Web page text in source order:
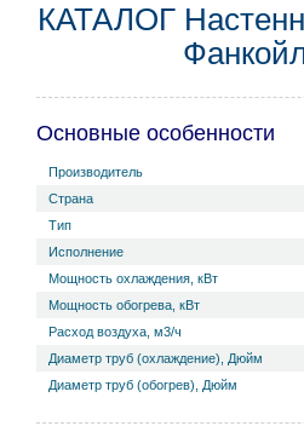
КАТАЛОГ
Основные особенности
Производитель
Страна
Тип
Исполнение
Мощность охлаждения, кВт
Мощность обогрева, кВт
Расход воздуха, м3/ч
Диаметр труб (охлаждение), Дюйм
Диаметр труб (обогрев), Дюйм